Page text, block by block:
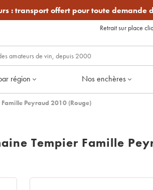
:transport offert pour toute demande
Retrait sur place
région Nos enchères
Peyraud 2010 (Rouge)
Tempier Famille